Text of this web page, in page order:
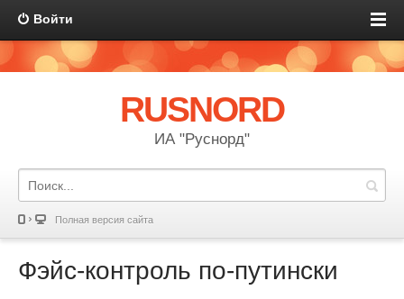
Войти
RUSNORD
ИА "Руснорд"
Полная версия сайта
Фэйс-контроль по-путински